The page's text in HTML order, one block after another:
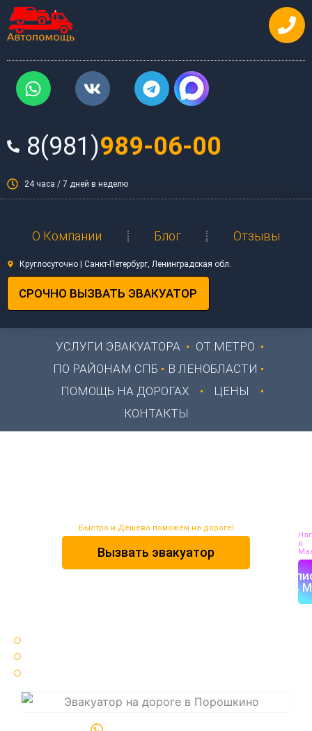
Перейти
W
h
t
s
p
p
V
k
T
e
e
g
m
8(981)989-06-00
24 часа / 7 дней в неделю
О Компании Блог Отзывы
Круглосуточно | Санкт-Петербург, Ленинградская обл.
СРОЧНО ВЫЗВАТЬ ЭВАКУАТОР
УСЛУГИ ЭВАКУАТОРА
ОТ МЕТРО
ПО РАЙОНАМ СПБ
В ЛЕНОБЛАСТИ
ПОМОЩЬ НА ДОРОГАХ
ЦЕНЫ
КОНТАКТЫ
Быстро и Дёшево поможем на дороге!
Вызвать эвакуатор
в
в